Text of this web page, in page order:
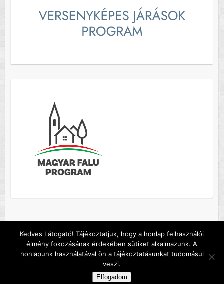
Copyright © 2026Szőc község honlapja . A sablont készítette:Colorlib
Működteti:WordPress
Default footer text
Kedves Látogató! Tájékoztatjuk, hogy a honlap felhasználói
élmény fokozásának érdekében sütiket alkalmazunk. A
honlapunk használatával ön a tájékoztatásunkat tudomásul
veszi.
Elfogadom